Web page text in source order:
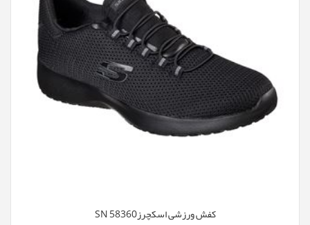
کفش ورزشی اسکچرزSN 58360